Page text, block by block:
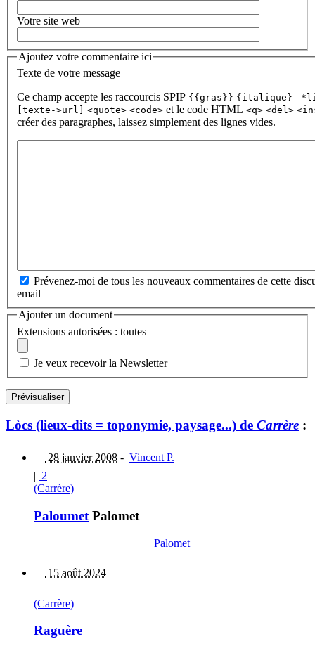
Votre site web
Ajoutez votre commentaire ici
Texte de votre message
Ce champ accepte les raccourcis SPIP {{gras}} {italique} -
[texte->url]
<quote> <code> et le code HTML <q> <del>
créer des paragraphes, laissez simplement des lignes vides.
Prévenez-moi de tous les nouveaux commentaires de cette
email
Ajouter un document
Extensions autorisées : toutes
Je veux recevoir la Newsletter
Lòcs (lieux-dits = toponymie, paysage...) de Carrère :
28 janvier 2008 - Vincent P.
| 2
(Carrère)
Paloumet Palomet
Palomet
15 août 2024
(Carrère)
Raguère